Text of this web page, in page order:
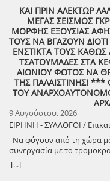
ευελπιστούμε να είναι
μια υπενθύμιση ότι ο
ακούμε και δημιουργούμε
21:00 , στήνουμε ξανά ένα
Τραγούδια» , στον
Λαστέικα. Σας
Κορίζης Με την
Pyrgos 2024 -2028
ΚΑΙ ΠΡΙΝ ΑΛΕΚΤΩΡ
ΜΕΓΑΣ ΣΕΙΣΜΟΣ
ΜΟΡΦΗΣ ΕΞΟΥΣΙΑΣ
ΤΟΥΣ ΝΑ ΒΓΑΖΟΥΝ
ΕΝΣΤΙΚΤΑ ΤΟΥΣ ΚΑΘΩΣ
ΤΣΑΤΟΥΜΑΔΕΣ ΣΤΑ
ΑΙΩΝΙΟΥ ΦΩΤΟΣ ΝΑ
ΤΗΣ ΠΑΛΑΙΣΤΙΝΗΣ! ***
ΤΟΥ
9 Αυγούστου, 2026
ΕΙΡΗΝΗ - ΣΥΛΛΟΓΟΙ /
Να φύγουν από τη χώρα
συνεργασία με το
φέρτε πίσω στην Ελλάδα
patriot!!
[...]